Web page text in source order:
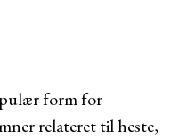
form for
relateret til heste,